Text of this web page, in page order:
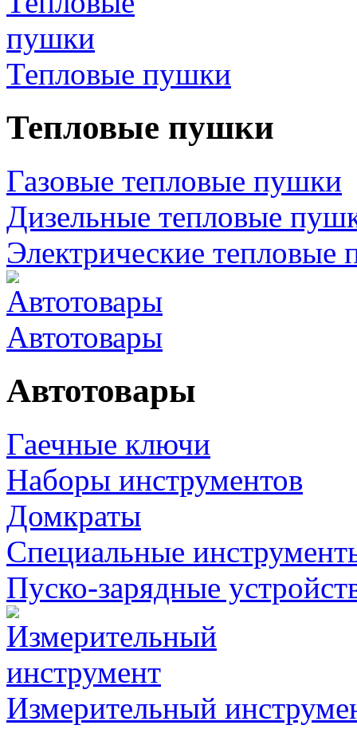
Тепловые пушки
Тепловые пушки
Газовые тепловые пушки
Дизельные тепловые
Электрические тепловые
Автотовары
Автотовары
Гаечные ключи
Наборы инструментов
Домкраты
Специальные
Пуско-зарядные
Измерительный